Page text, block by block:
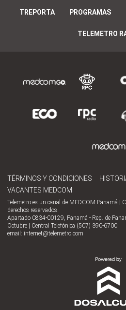
TREPORTA PROGRAMAS
TELEMETRO
TÉRMINOS Y CONDICIONES
VACANTES MEDCOM
Telemetro es un canal de MEDCOM Panamá |
derechos reservados.
Apartado 0834-00129, Panamá - Rep. de
Octubre | Central Telefónica (507) 390-6700
email: internet@telemetro.com